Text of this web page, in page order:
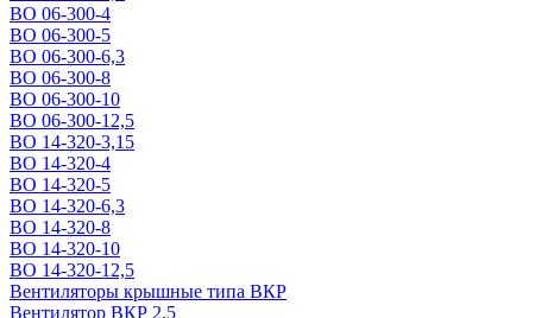
ВО 06-300-4
ВО 06-300-5
ВО 06-300-6,3
ВО 06-300-8
ВО 06-300-10
ВО 06-300-12,5
ВО 14-320-3,15
ВО 14-320-4
ВО 14-320-5
ВО 14-320-6,3
ВО 14-320-8
ВО 14-320-10
ВО 14-320-12,5
Вентиляторы крышные типа ВКР
Вентилятор ВКР 2,5